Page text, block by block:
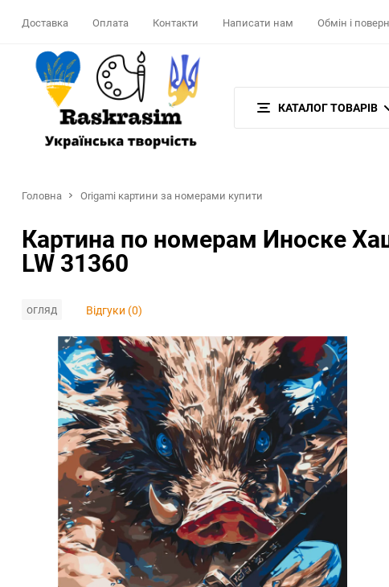
Доставка Оплата Контакти Написати нам Обмін і
КАТАЛОГ ТОВАРІВ
Головна Origami картини за номерами купити
Картина по номерам Иноске
LW 31360
огляд Відгуки (0)